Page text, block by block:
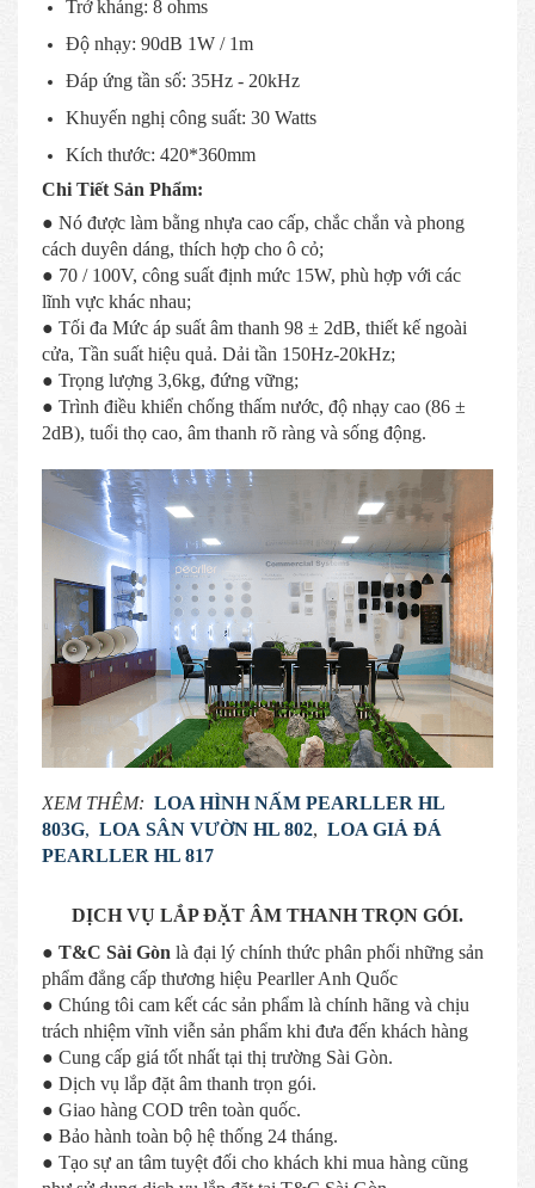
Trở kháng: 8 ohms
Độ nhạy: 90dB 1W / 1m
Đáp ứng tần số: 35Hz - 20kHz
Khuyến nghị công suất: 30 Watts
Kích thước: 420*360mm
Chi Tiết Sản Phẩm:
● Nó được làm bằng nhựa cao cấp, chắc chắn và phong
cách duyên dáng, thích hợp cho ô cỏ;
● 70 / 100V, công suất định mức 15W, phù hợp với các
lĩnh vực khác nhau;
● Tối đa Mức áp suất âm thanh 98 ± 2dB, thiết kế ngoài
cửa, Tần suất hiệu quả. Dải tần 150Hz-20kHz;
● Trọng lượng 3,6kg, đứng vững;
● Trình điều khiển chống thấm nước, độ nhạy cao (86 ±
2dB), tuổi thọ cao, âm thanh rõ ràng và sống động.
XEM THÊM: LOA HÌNH NẤM PEARLLER HL
803G, LOA SÂN VƯỜN HL 802, LOA GIẢ ĐÁ
PEARLLER HL 817
DỊCH VỤ LẮP ĐẶT ÂM THANH TRỌN GÓI.
● T&C Sài Gòn là đại lý chính thức phân phối những sản
phẩm đẳng cấp thương hiệu Pearller Anh Quốc
● Chúng tôi cam kết các sản phẩm là chính hãng và chịu
trách nhiệm vĩnh viễn sản phẩm khi đưa đến khách hàng
● Cung cấp giá tốt nhất tại thị trường Sài Gòn.
● Dịch vụ lắp đặt âm thanh trọn gói.
● Giao hàng COD trên toàn quốc.
● Bảo hành toàn bộ hệ thống 24 tháng.
● Tạo sự an tâm tuyệt đối cho khách khi mua hàng cũng